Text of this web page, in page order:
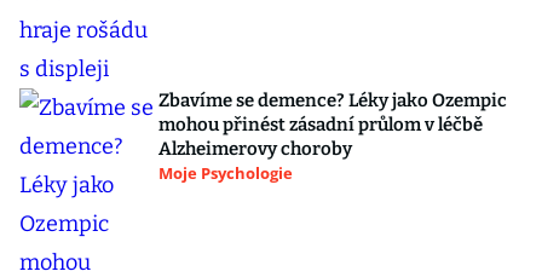
Zbavíme se demence? Léky jako Ozempic
mohou přinést zásadní průlom v léčbě
Alzheimerovy choroby
Moje Psychologie